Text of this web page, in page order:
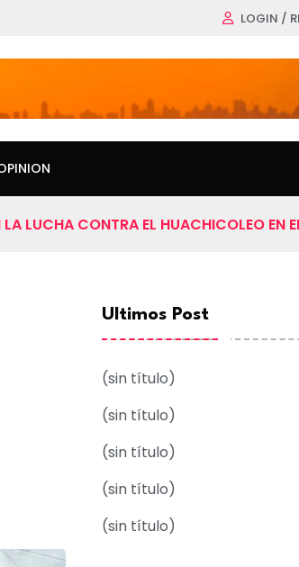
LOGIN /
LA LUCHA CONTRA EL HUACHICOLEO EN
Ultimos Post
(sin título)
(sin título)
(sin título)
(sin título)
(sin título)